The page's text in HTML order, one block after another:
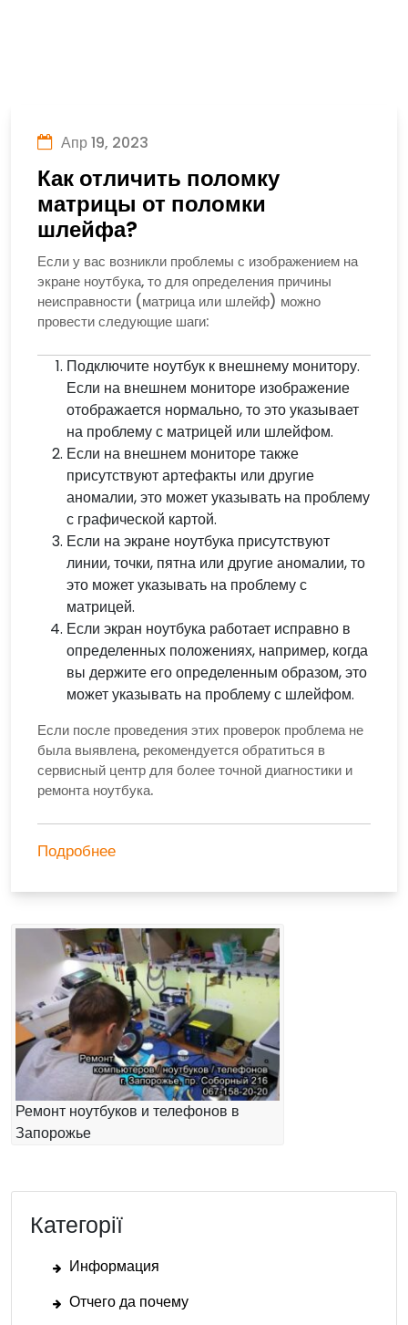
Апр 19, 2023
Как отличить поломку
матрицы от поломки
шлейфа?
Если у вас возникли проблемы с изображением на
экране ноутбука, то для определения причины
неисправности (матрица или шлейф) можно
провести следующие шаги:
Подключите ноутбук к внешнему монитору.
Если на внешнем мониторе изображение
отображается нормально, то это указывает
на проблему с матрицей или шлейфом.
Если на внешнем мониторе также
присутствуют артефакты или другие
аномалии, это может указывать на проблему
с графической картой.
Если на экране ноутбука присутствуют
линии, точки, пятна или другие аномалии, то
это может указывать на проблему с
матрицей.
Если экран ноутбука работает исправно в
определенных положениях, например, когда
вы держите его определенным образом, это
может указывать на проблему с шлейфом.
Если после проведения этих проверок проблема не
была выявлена, рекомендуется обратиться в
сервисный центр для более точной диагностики и
ремонта ноутбука.
Подробнее
Ремонт ноутбуков и телефонов в
Запорожье
Категорії
Информация
Отчего да почему